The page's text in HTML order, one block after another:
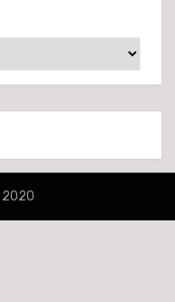
2020
na platforměWordPress